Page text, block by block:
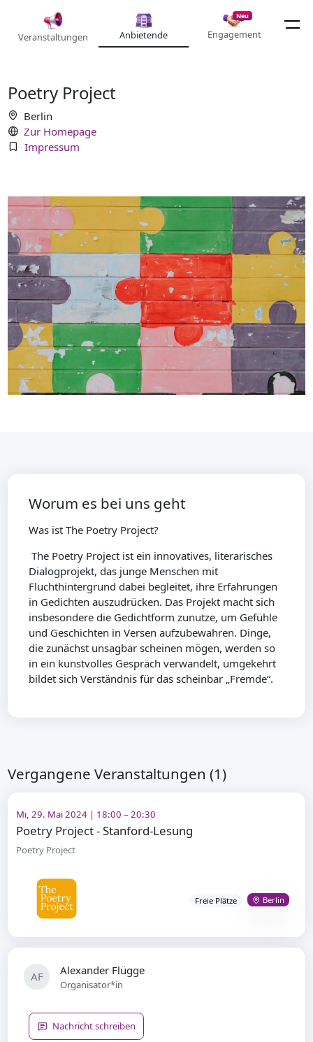
Veranstaltungen Anbietende
Neu
Engagement
Poetry Project
Berlin
Zur Homepage
Impressum
Worum es bei uns geht
Was ist The Poet­ry Project?
The Poetry Project ist ein innovatives, literarisches
Dialogprojekt, das junge Menschen mit
Fluchthintergrund dabei begleitet, ihre Erfahrungen
in Gedichten auszudrücken. Das Projekt macht sich
insbesondere die Gedichtform zunutze, um Gefühle
und Geschichten in Versen aufzubewahren. Dinge,
die zunächst unsagbar scheinen mögen, werden so
in ein kunstvolles Gespräch verwandelt, umgekehrt
bildet sich Verständnis für das scheinbar „Fremde“.
Vergangene Veranstaltungen (1)
Mi, 29. Mai 2024 | 18:00 – 20:30
Poetry Project - Stanford-Lesung
Poetry Project
Freie Plätze Berlin
AF Alexander Flügge
Organisator*in
Nachricht schreiben